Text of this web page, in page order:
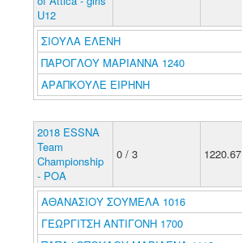
U12
ΣΙΟΥΛΑ ΕΛΕΝΗ
ΠΑΡΟΓΛΟΥ ΜΑΡΙΑΝΝΑ 1240
ΑΡΑΠΚΟΥΛΕ ΕΙΡΗΝΗ
2018 ESSNA
Team
Championship
- POA
0 / 3 1220.67
ΑΘΑΝΑΣΙΟΥ ΣΟΥΜΕΛΑ 1016
ΓΕΩΡΓΙΤΣΗ ΑΝΤΙΓΟΝΗ 1700